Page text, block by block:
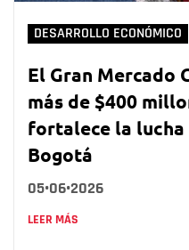
DESARROLLO ECONÓMICO
El Gran Mercado
más de $400
fortalece la lucha
Bogotá
05•06•2026
LEER MÁS